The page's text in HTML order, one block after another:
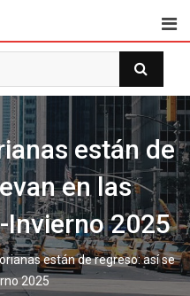
están de
en las
Invierno 2025
están de regreso: así se
2025